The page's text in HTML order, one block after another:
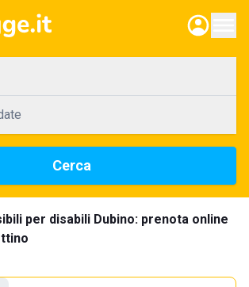
Cerca
per disabili Dubino: prenota online